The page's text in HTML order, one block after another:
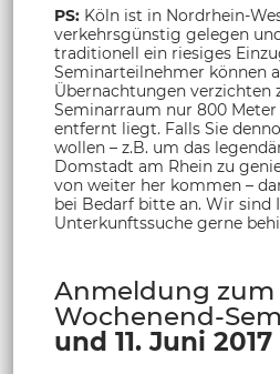
PS: Köln ist in Nordrhein-
verkehrsgünstig gelegen
traditionell ein riesiges
Seminarteilnehmer können
Übernachtungen verzichten
Seminarraum nur 800
entfernt liegt. Falls Sie
wollen – z.B. um das
Domstadt am Rhein zu
von weiter her kommen –
bei Bedarf bitte an. Wir sind
Unterkunftssuche gerne
Anmeldung zum
Wochenend-
und 11. Juni 2017